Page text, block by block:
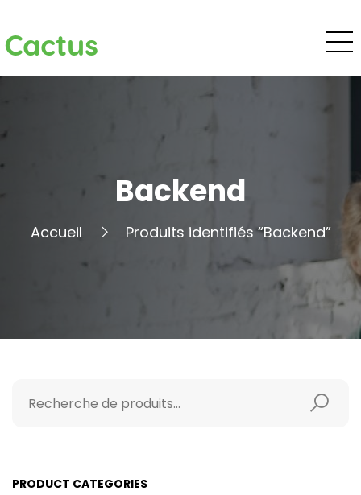
Cactus
Backend
Accueil Produits identifiés “Backend”
PRODUCT CATEGORIES